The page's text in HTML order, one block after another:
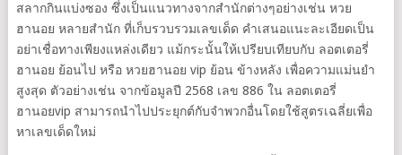
สลากกินแบ่งซอง ซึ่งเป็นแนวทางจากสำนักต่างๆอย่างเช่น หวย
ฮานอย หลายสํานัก ที่เก็บรวบรวมเลขเด็ด คำเสนอแนะละเอียดเป็น
อย่าเชื่อทางเพียงแหล่งเดียว แม้กระนั้นให้เปรียบเทียบกับ ลอตเตอรี่
ฮานอย ย้อนไป หรือ หวยฮานอย vip ย้อน ข้างหลัง เพื่อความแม่นยำ
สูงสุด ตัวอย่างเช่น จากข้อมูลปี 2568 เลข 886 ใน ลอตเตอรี่
ฮานอยvip สามารถนำไปประยุกต์กับจำพวกอื่นโดยใช้สูตรเฉลี่ยเพื่อ
หาเลขเด็ดใหม่